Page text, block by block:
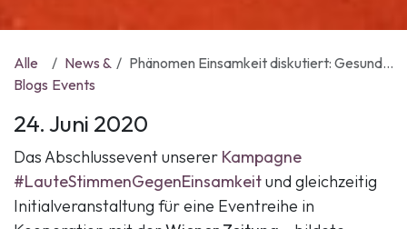
Alle
Blogs
News &
Events
Phänomen Einsamkeit diskutiert: Gesundheits- und Gesellschaftspolitik
24. Juni 2020
Das Abschlussevent unserer Kampagne
#LauteStimmenGegenEinsamkeitund gleichzeitig
Initialveranstaltung für eine Eventreihe in